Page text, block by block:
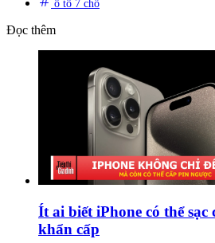
ô tô 7 chỗ
Đọc thêm
Ít ai biết iPhone có thể
khẩn cấp